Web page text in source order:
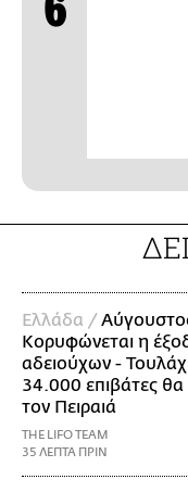
Ελλάδα /
Κορυφώνεται η
αδειούχων -
34.000 επιβάτες
τον Πειραιά
THE LIFO TEAM
35 ΛΕΠΤΑ ΠΡΙΝ